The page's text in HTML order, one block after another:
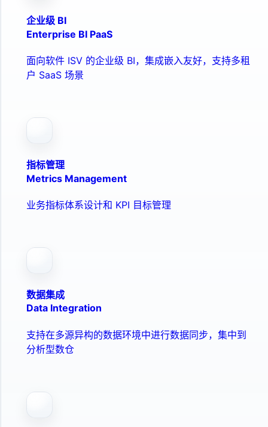
企业级 BI
Enterprise BI PaaS
面向软件 ISV 的企业级 BI，集成嵌入友好，支持多租
户 SaaS 场景
指标管理
Metrics Management
业务指标体系设计和 KPI 目标管理
数据集成
Data Integration
支持在多源异构的数据环境中进行数据同步，集中到
分析型数仓